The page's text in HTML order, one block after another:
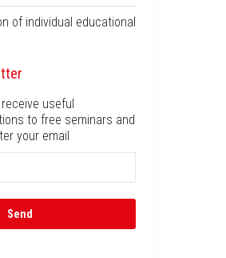
of individual educational
useful
to free seminars and
your email